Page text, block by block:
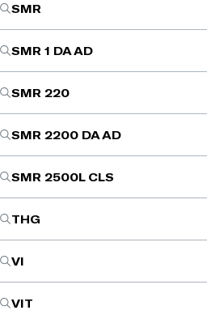
SMR
SMR 1 DA AD
SMR 220
SMR 2200 DA AD
SMR 2500L CLS
THG
VI
VIT